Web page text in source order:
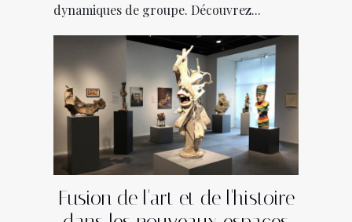
dynamiques de groupe. Découvrez...
Fusion de l'art et de l'histoire